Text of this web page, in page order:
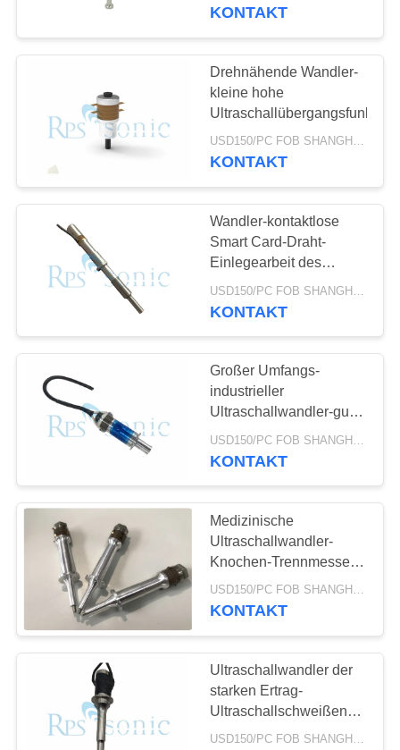
TRETEN
SIE
UNS
VERBINDUNG
NACHRICHTEN
FÄLLE
SITEMAP
DATENSCHUTZRICHTLINIE
17
90
Wandler
KONTAKT
Drehnähende Wandler-
kleine hohe
Ultraschallübergangsfunktion
USD150/PC FOB SHANGHAI MOQ:1pcs
KONTAKT
Wandler-kontaktlose
Smart Card-Draht-
Einlegearbeit des
Ultraschallschweißens-
100W
KONTAKT
Großer Umfangs-
industrieller
Ultraschallwandler-gute
Hitzebeständigkeit
USD150/PC FOB SHANGHAI MOQ:1pcs
KONTAKT
Medizinische
Ultraschallwandler-
Knochen-Trennmesser-
Gebrauchs-Stallarbeit
USD150/PC FOB SHANGHAI MOQ:1pcs
KONTAKT
Ultraschallwandler der
starken Ertrag-
Ultraschallschweißens-
Wandler-hohen Leistung
USD150/PC FOB SHANGHAI MOQ:1pcs